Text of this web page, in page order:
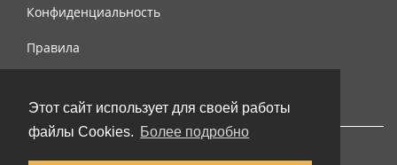
Этот сайт использует для своей работы
файлы Cookies. Более подробно
Конфиденциальность
Правила